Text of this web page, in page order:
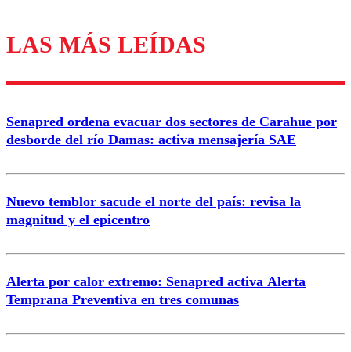
Los comentarios son moderados para garantizar un
diálogo respetuoso.
Correo
LAS MÁS LEÍDAS
Senapred ordena evacuar dos sectores de Carahue por
desborde del río Damas: activa mensajería SAE
Nuevo temblor sacude el norte del país: revisa la
magnitud y el epicentro
Alerta por calor extremo: Senapred activa Alerta
Temprana Preventiva en tres comunas